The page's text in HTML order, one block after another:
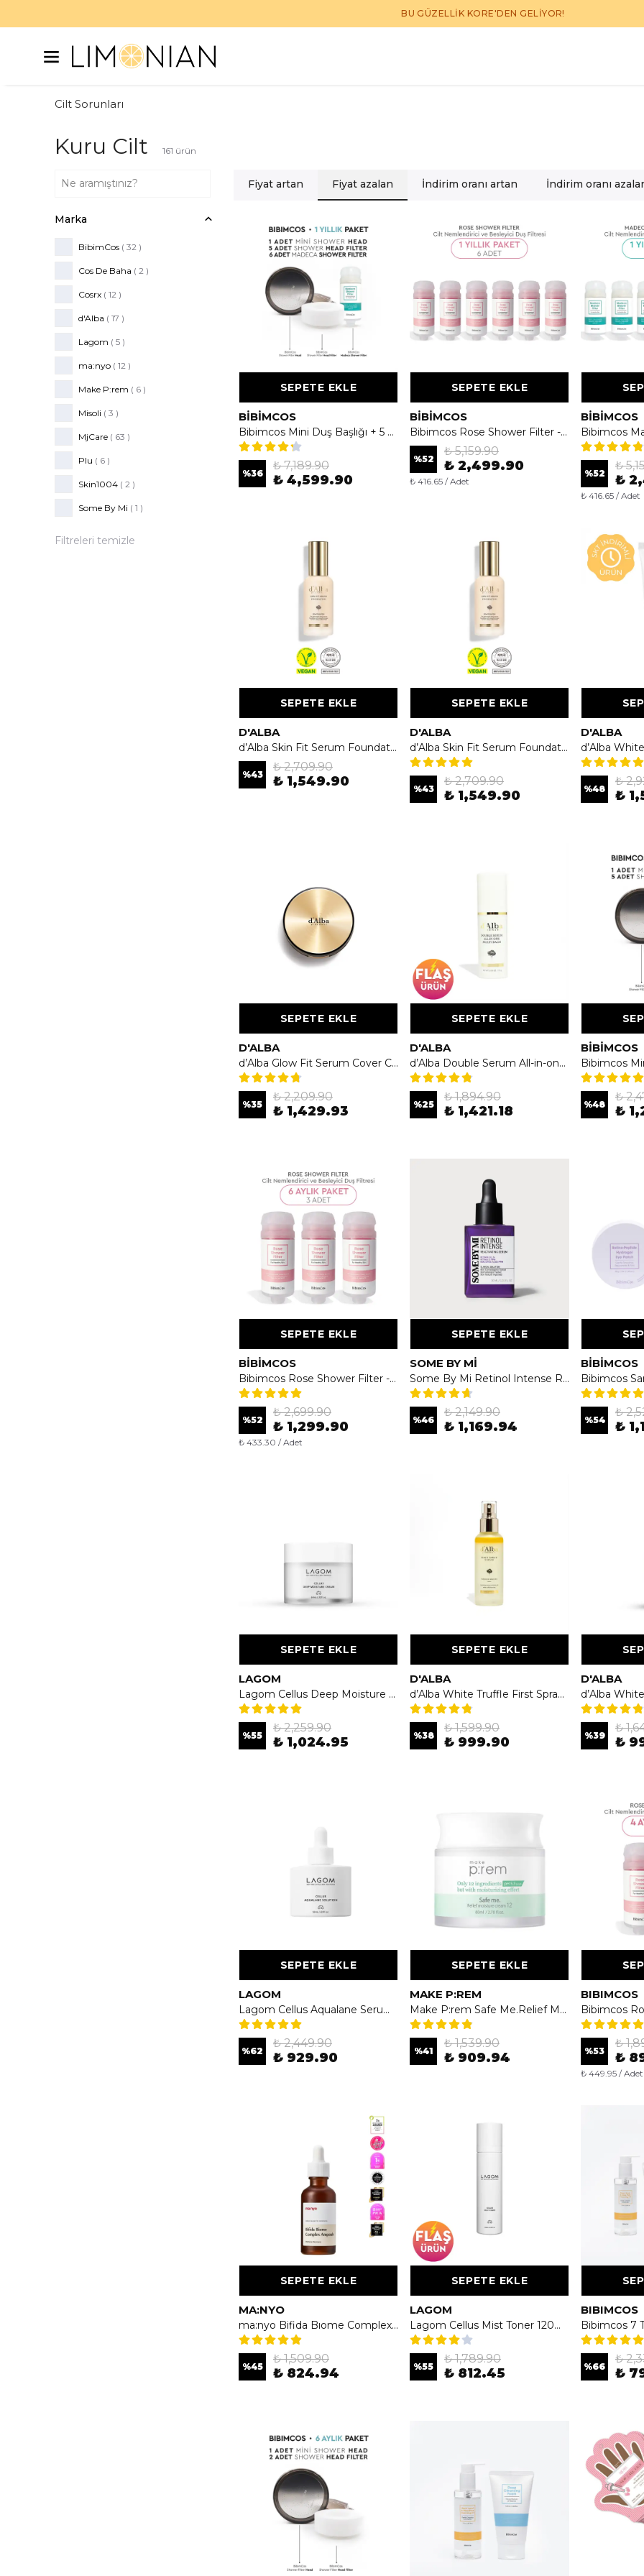
BU GÜZELLİK KORE'DEN GELİYOR!
Cilt Sorunları
Kuru Cilt 161 ürün
Fiyat artan Fiyat azalan İndirim oranı artan İndirim oranı
Marka
BibimCos ( 32 )
Cos De Baha ( 2 )
Cosrx ( 12 )
d'Alba ( 17 )
Lagom ( 5 )
ma:nyo ( 12 )
Make P:rem ( 6 )
Misoli ( 3 )
MjCare ( 63 )
Plu ( 6 )
Skin1004 ( 2 )
Some By Mi ( 1 )
Filtreleri temizle
SEPETE EKLE
BIBIMCOS
Bibimcos Mini Duş Başlığı + 5 Yedek Filtre + 6 Madeca Duş Filtresi (1 Yıllık Set)
%36
₺ 7,189.90
₺ 4,599.90
SEPETE EKLE
BIBIMCOS
Bibimcos Rose Shower Filter - Gül Özlü Duş Filtresi 6'lı (1 Yıllık Paket)
%52
₺ 5,159.90
₺ 2,499.90
₺ 416.65 / Adet
BIBIMCOS
%52
₺
₺
₺ 416.65 / Adet
SEPETE EKLE
D'ALBA
d’Alba Skin Fit Serum Foundation SPF 50+ PA+++ No21 30ml - İpeksi Bitişli Serum Fondöten
%43
₺ 2,709.90
₺ 1,549.90
SEPETE EKLE
D'ALBA
d’Alba Skin Fit Serum Foundation SPF 50+ PA+++ No23 30ml - İpeksi Bitişli Serum Fondöten
%43
₺ 2,709.90
₺ 1,549.90
D'ALBA
%48
₺
₺
SEPETE EKLE
D'ALBA
d’Alba Glow Fit Serum Cover Cushion SPF 50+ PA+++ No23 – Serum Katkılı Işıltılı Kapatıcı Cushion
%35
₺ 2,209.90
₺ 1,429.93
SEPETE EKLE
D'ALBA
d’Alba Double Serum All-in-one Multi Balm 10gr - Çift Etkili Aydınlatıcı & Kırışıklık Karşıtı Bakım Stick’i
%25
₺ 1,894.90
₺ 1,421.18
BIBIMCOS
%48
₺
₺
SEPETE EKLE
BIBIMCOS
Bibimcos Rose Shower Filter - Gül Özlü Duş Filtresi 3'lü (6 Aylık Paket)
%52
₺ 2,699.90
₺ 1,299.90
₺ 433.30 / Adet
SEPETE EKLE
SOME BY MI
Some By Mi Retinol Intense Reactiviating Serum 30ml – Retinol İçeren Serum
%46
₺ 2,149.90
₺ 1,169.94
BIBIMCOS
%54
₺
₺
SEPETE EKLE
LAGOM
Lagom Cellus Deep Moisture Cream 60ml - Yoğun Nemlendirici Krem
%55
₺ 2,259.90
₺ 1,024.95
SEPETE EKLE
D'ALBA
d’Alba White Truffle First Spray Serum 100ml - Çok Fonksiyonlu Besleyici & Işıltı Verici Sprey Serum
%38
₺ 1,599.90
₺ 999.90
D'ALBA
%39
₺
₺
SEPETE EKLE
LAGOM
Lagom Cellus Aqualane Serum 50ml - Yoğun Nemlendirici Serum
%62
₺ 2,449.90
₺ 929.90
SEPETE EKLE
MAKE P:REM
Make P:rem Safe Me.Relief Moisture Cream 12 80ml
%41
₺ 1,539.90
₺ 909.94
BIBIMCOS
%53
₺
₺
₺ 449.95 / Adet
SEPETE EKLE
MA:NYO
ma:nyo Bifida Bıome Complex Ampoule 30ml - Bifida İçeren Kompleks Ampul
%45
₺ 1,509.90
₺ 824.94
SEPETE EKLE
LAGOM
Lagom Cellus Mist Toner 120ml - Nemlendirici Mist Tonik
%55
₺ 1,789.90
₺ 812.45
BIBIMCOS
Bibimcos 7
%66
₺
₺